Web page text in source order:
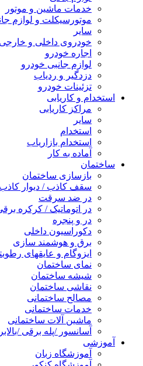
خدمات ماشین و موتور
موتورسیکلت و لوازم
سایر
خودروی داخلی و خارجی
اجاره خودرو
لوازم جانبی خودرو
دزدگیر و ردیاب
تزئینات خودرو
استخدام و کاریابی
مراکز کاریابی
سایر
استخدام
استخدام بازاریاب
آماده به کار
ساختمان
بازسازی ساختمان
سقف کاذب / دیوار کاذب
در ضد سرقت
در اتوماتیک / کرکره
در و پنجره
دکوراسیون داخلی
برق و هوشمند سازی
ایزوگام و عایقهای
نمای ساختمان
شیشه ساختمان
نقاشی ساختمان
مصالح ساختمانی
خدمات ساختمانی
ماشین آلات ساختمانی
آسانسور /پله برقی /بالابر
آموزشی
آموزشگاه زبان